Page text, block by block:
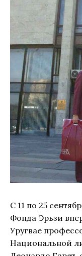
С 11 по 25
Фонда Эрьзи
Уругвае
Национальной